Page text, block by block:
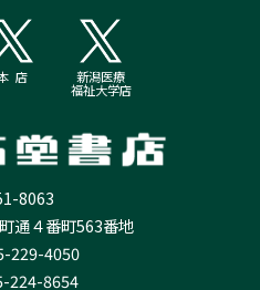
店 新潟医療
福祉大学店
8063
通４番町563番地
229-4050
224-8654